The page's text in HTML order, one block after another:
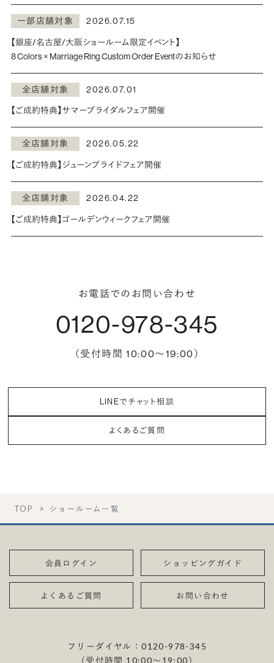
一部店舗対象 2026.07.15
【銀座/名古屋/大阪ショールーム限定イベント】
8 Colors × Marriage Ring Custom Order Eventのお知らせ
全店舗対象 2026.07.01
【ご成約特典】サマーブライダルフェア開催
全店舗対象 2026.05.22
【ご成約特典】ジューンブライドフェア開催
全店舗対象 2026.04.22
【ご成約特典】ゴールデンウィークフェア開催
お電話でのお問い合わせ
0120-978-345
（受付時間 10:00〜19:00）
LINEでチャット相談
よくあるご質問
TOP ショールーム一覧
会員ログイン ショッピングガイド
よくあるご質問 お問い合わせ
フリーダイヤル：0120-978-345
（受付時間 10:00〜19:00）